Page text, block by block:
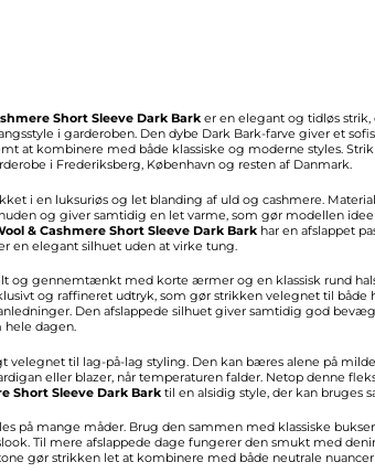
Short Sleeve Dark Bark er en elegant og tidløs
i garderoben. Den dybe Dark Bark-farve giver et
at kombinere med både klassiske og moderne styles.
i Frederiksberg, København og resten af Danmark.
i en luksuriøs og let blanding af uld og cashmere.
og giver samtidig en let varme, som gør modellen
& Cashmere Short Sleeve Dark Bark har en afslappet
en elegant silhuet uden at virke tung.
og gennemtænkt med korte ærmer og en klassisk rund
og raffineret udtryk, som gør strikken velegnet til både
Den afslappede silhuet giver samtidig god
dagen.
velegnet til lag-på-lag styling. Den kan bæres alene på
eller blazer, når temperaturen falder. Netop denne
Short Sleeve Dark Bark til en alsidig style, der kan bruges
på mange måder. Brug den sammen med klassiske
Til mere afslappede dage fungerer den smukt med
gør strikken let at kombinere med både neutrale